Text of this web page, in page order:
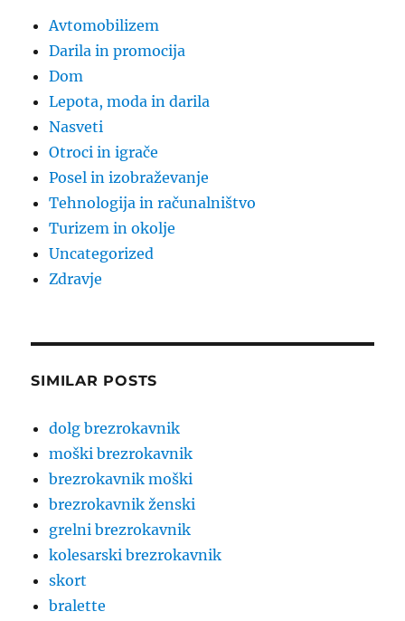
Avtomobilizem
Darila in promocija
Dom
Lepota, moda in darila
Nasveti
Otroci in igrače
Posel in izobraževanje
Tehnologija in računalništvo
Turizem in okolje
Uncategorized
Zdravje
SIMILAR POSTS
dolg brezrokavnik
moški brezrokavnik
brezrokavnik moški
brezrokavnik ženski
grelni brezrokavnik
kolesarski brezrokavnik
skort
bralette